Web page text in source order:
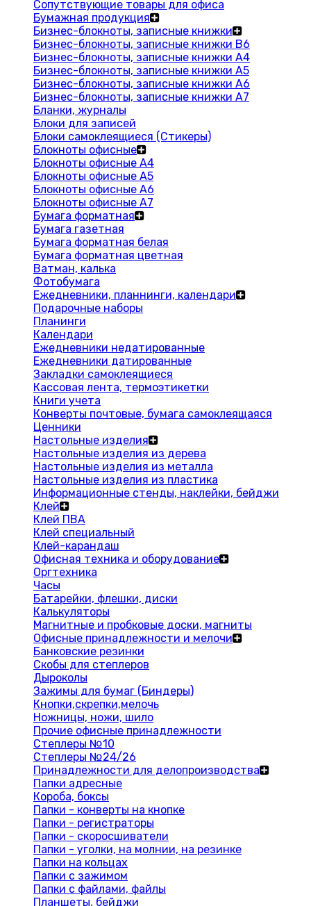
Сопутствующие товары для офиса
Бумажная продукция
Бизнес-блокноты, записные книжки
Бизнес-блокноты, записные книжки В6
Бизнес-блокноты, записные книжки A4
Бизнес-блокноты, записные книжки А5
Бизнес-блокноты, записные книжки А6
Бизнес-блокноты, записные книжки А7
Бланки, журналы
Блоки для записей
Блоки самоклеящиеся (Стикеры)
Блокноты офисные
Блокноты офисные A4
Блокноты офисные A5
Блокноты офисные A6
Блокноты офисные A7
Бумага форматная
Бумага газетная
Бумага форматная белая
Бумага форматная цветная
Ватман, калька
Фотобумага
Ежедневники, планнинги, календари
Подарочные наборы
Планинги
Календари
Ежедневники недатированные
Ежедневники датированные
Закладки самоклеящиеся
Кассовая лента, термоэтикетки
Книги учета
Конверты почтовые, бумага самоклеящаяся
Ценники
Настольные изделия
Настольные изделия из дерева
Настольные изделия из металла
Настольные изделия из пластика
Информационные стенды, наклейки, бейджи
Клей
Клей ПВА
Клей специальный
Клей-карандаш
Офисная техника и оборудование
Оргтехника
Часы
Батарейки, флешки, диски
Калькуляторы
Магнитные и пробковые доски, магниты
Офисные принадлежности и мелочи
Банковские резинки
Скобы для степлеров
Дыроколы
Зажимы для бумаг (Биндеры)
Кнопки,скрепки,мелочь
Ножницы, ножи, шило
Прочие офисные принадлежности
Степлеры №10
Степлеры №24/26
Принадлежности для делопроизводства
Папки адресные
Короба, боксы
Папки - конверты на кнопке
Папки - регистраторы
Папки - скоросшиватели
Папки - уголки, на молнии, на резинке
Папки на кольцах
Папки с зажимом
Папки с файлами, файлы
Планшеты, бейджи